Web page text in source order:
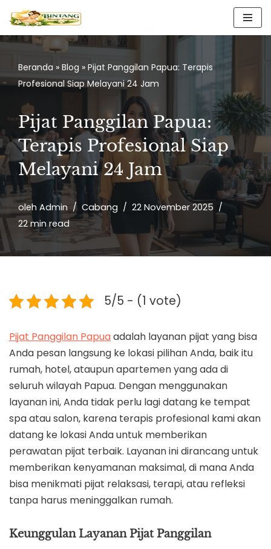
Lompat
konten
Beranda » Blog » Pijat Panggilan Papua: Terapis
Profesional Siap Melayani 24 Jam
Pijat Panggilan Papua:
Terapis Profesional Siap
Melayani 24 Jam
oleh Admin Cabang
22 November 2025
22 min read
5/5 - (1 vote)
Pijat Panggilan Papuaadalah layanan pijat yang bisa
Anda pesan langsung ke lokasi pilihan Anda, baik itu
rumah, hotel, ataupun apartemen yang ada di
seluruh wilayah Papua. Dengan menggunakan
layanan ini, Anda tidak perlu lagi datang ke tempat
spa atau salon, karena terapis profesional kami akan
datang ke lokasi Anda untuk memberikan
perawatan pijat terbaik. Layanan ini dirancang untuk
memberikan kenyamanan maksimal, di mana Anda
bisa menikmati pijat relaksasi, terapi, atau refleksi
tanpa harus meninggalkan rumah.
Keunggulan Layanan Pijat Panggilan